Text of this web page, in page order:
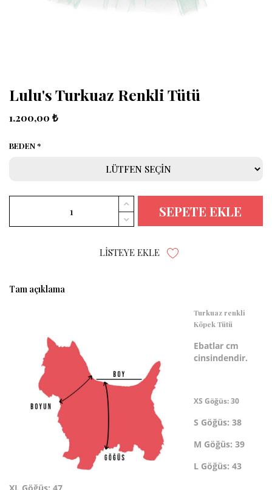
Lulu's Turkuaz Renkli Tütü
1.200,00 ₺
BEDEN
SEPETE EKLE
LISTEYE EKLE
Tam açıklama
Turkuaz renkli
Köpek Tütü
Ebatlar cm
cinsindendir.
XS Göğüs: 30
S Göğüs: 38
M Göğüs: 39
L Göğüs: 43